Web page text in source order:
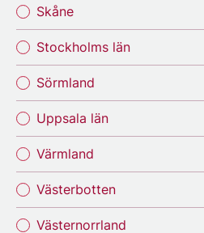
Skåne
Stockholms län
Sörmland
Uppsala län
Värmland
Västerbotten
Västernorrland